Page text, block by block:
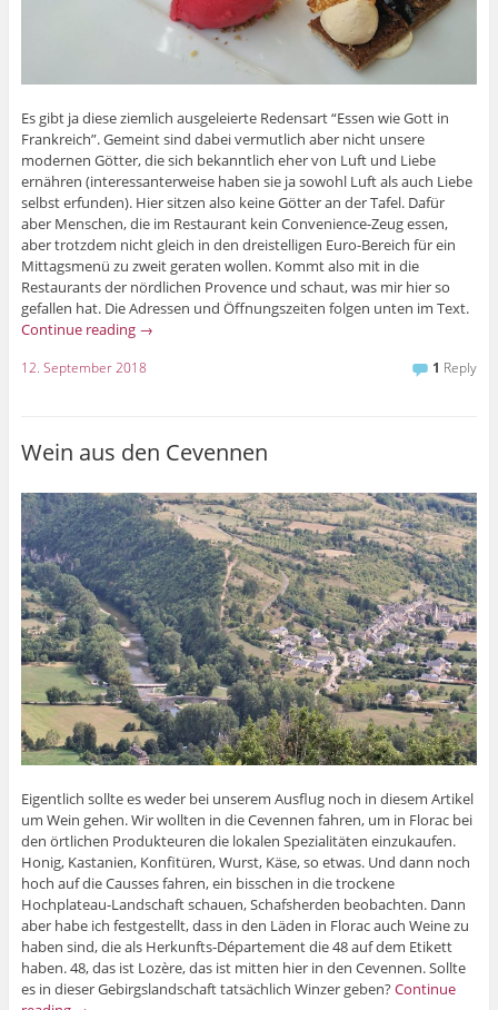
Es gibt ja diese ziemlich ausgeleierte Redensart “Essen wie Gott in
Frankreich”. Gemeint sind dabei vermutlich aber nicht unsere
modernen Götter, die sich bekanntlich eher von Luft und Liebe
ernähren (interessanterweise haben sie ja sowohl Luft als auch Liebe
selbst erfunden). Hier sitzen also keine Götter an der Tafel. Dafür
aber Menschen, die im Restaurant kein Convenience-Zeug essen,
aber trotzdem nicht gleich in den dreistelligen Euro-Bereich für ein
Mittagsmenü zu zweit geraten wollen. Kommt also mit in die
Restaurants der nördlichen Provence und schaut, was mir hier so
gefallen hat. Die Adressen und Öffnungszeiten folgen unten im Text.
Continue reading →
12. September 2018 1 Reply
Wein aus den Cevennen
Eigentlich sollte es weder bei unserem Ausflug noch in diesem Artikel
um Wein gehen. Wir wollten in die Cevennen fahren, um in Florac bei
den örtlichen Produkteuren die lokalen Spezialitäten einzukaufen.
Honig, Kastanien, Konfitüren, Wurst, Käse, so etwas. Und dann noch
hoch auf die Causses fahren, ein bisschen in die trockene
Hochplateau-Landschaft schauen, Schafsherden beobachten. Dann
aber habe ich festgestellt, dass in den Läden in Florac auch Weine zu
haben sind, die als Herkunfts-Département die 48 auf dem Etikett
haben. 48, das ist Lozère, das ist mitten hier in den Cevennen. Sollte
es in dieser Gebirgslandschaft tatsächlich Winzer geben?Continue